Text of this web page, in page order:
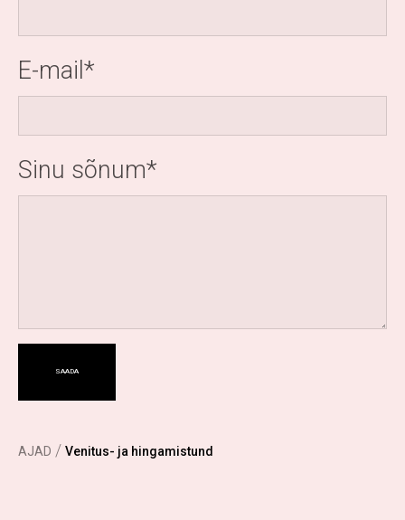
E-mail
Sinu sõnum
AJAD / Venitus- ja hingamistund